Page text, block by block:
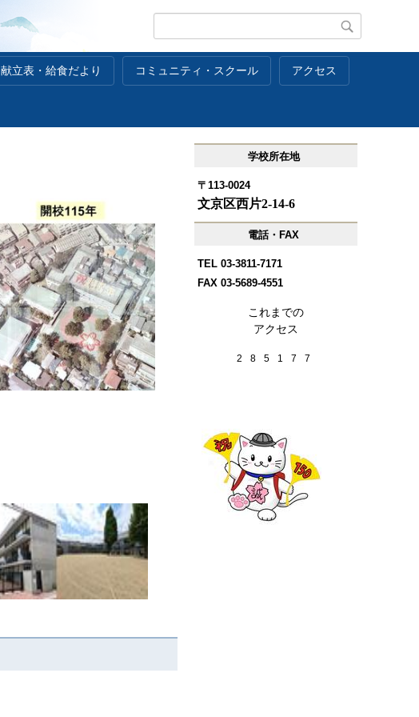
献立表・給食だより コミュニティ・スクール アクセス
学校所在地
〒113-0024
文京区西片2-14-6
電話・FAX
TEL 03-3811-7171
FAX 03-5689-4551
これまでの
アクセス
2 8 5 1 7 7